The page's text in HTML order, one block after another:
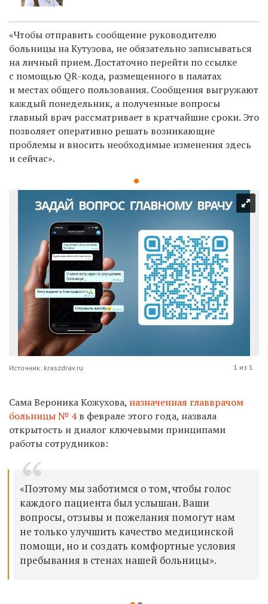
«Чтобы отправить сообщение руководителю
больницы на Кутузова, не обязательно записываться
на личный прием. Достаточно перейти по ссылке
с помощью QR-кода, размещенного в палатах
и местах общего пользования. Сообщения выгружают
каждый понедельник, а полученные вопросы
главный врач рассматривает в кратчайшие сроки. Это
позволяет оперативно решать возникающие
проблемы и вносить необходимые изменения здесь
и сейчас».
Источник: kraszdrav.ru 1 из 1
Сама ВероникаКожухова, назначенная главврачом
больницы № 4в феврале этого года, назвала
открытость и диалог ключевыми принципами
работы сотрудников:
«Поэтому мы заботимся о том, чтобы голос
каждого пациента был услышан. Ваши
вопросы, отзывы и пожелания помогут нам
не только улучшить качество медицинской
помощи, но и создать комфортные условия
пребывания в стенах нашей больницы».